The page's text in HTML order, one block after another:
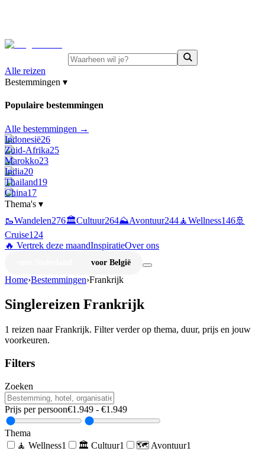
Alle reizen
Bestemmingen ▾
Populaire bestemmingen
Alle bestemmingen →
Indonesië26
Zuid-Afrika25
Marokko23
India20
Thailand19
China17
Thema's ▾
🥾Wandelen276🏛️Cultuur264⛰️Avontuur244🧘Wellness146🚢
Cruise124
🔥 Vertrek deze maandInspiratieOver ons
voor België
Home›Bestemmingen›Frankrijk
Singlereizen Frankrijk
1 reizen naarFrankrijk. Filter verder op thema, duur, prijs en jouw
voorkeuren.
Filters
Zoeken
Prijs per persoon€1.949 - €1.949
Thema
🧘 Wellness1 🏛️ Cultuur1 🗺️ Avontuur1